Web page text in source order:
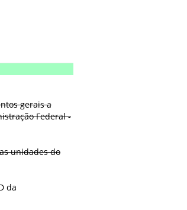
gerais a
Federal -
unidades do
da